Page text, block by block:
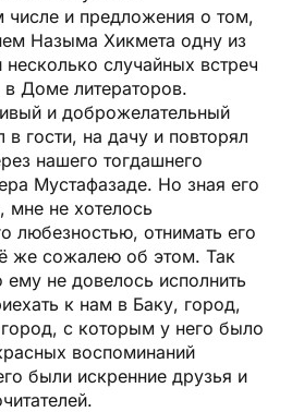
числе и предложения о том,
Назыма Хикмета одну из
случайных встреч
Доме литераторов.
и доброжелательный
гости, на дачу и повторял
нашего тогдашнего
Мустафазаде. Но зная его
мне не хотелось
любезностью, отнимать его
же сожалею об этом. Так
не довелось исполнить
к нам в Баку, город,
с которым у него было
воспоминаний
были искренние друзья и